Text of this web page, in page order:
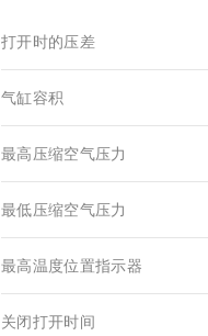
打开时的压差
气缸容积
最高压缩空气压力
最低压缩空气压力
最高温度位置指示器
关闭打开时间